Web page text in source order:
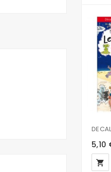
5,10
local_grocery_store